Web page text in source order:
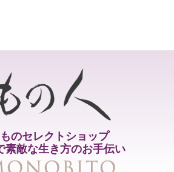
のセレクトショップ
素敵な生き方のお手伝い